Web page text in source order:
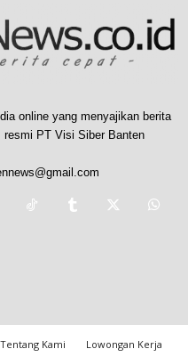
online yang menyajikan berita
resmi PT Visi Siber Banten
Tentang Kami
Lowongan Kerja